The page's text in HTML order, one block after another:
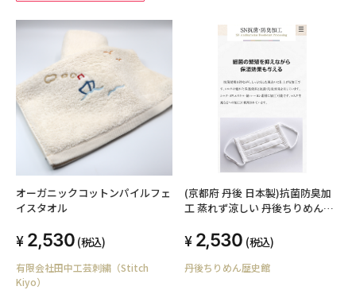
オーガニックコットンパイルフェ
イスタオル
2,530 (税込)
有限会社田中工芸刺繍（Stitch
Kiyo）
(京都府 丹後 日本製)抗菌防臭加
工 蒸れず涼しい 丹後ちりめんマ
フィット感 飛沫 黄砂 花粉予防 丹
後シボちりめん生地使用 巾
18cm×15cm 1枚入 洗濯しても
2,530 (税込)
丹後ちりめん歴史館